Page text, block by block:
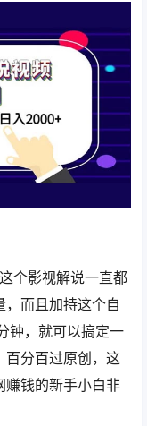
个影视解说一直都
而且加持这个自
钟，就可以搞定一
百分百过原创，这
赚钱的新手小白非